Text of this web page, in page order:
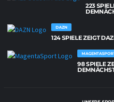
223
DAZN
124 SPIELE ZEIGT
98 SPIELE